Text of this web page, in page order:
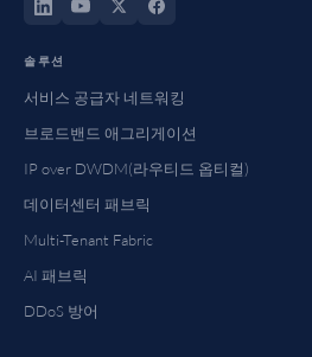
솔루션
서비스 공급자 네트워킹
브로드밴드 애그리게이션
IP over DWDM(라우티드 옵티컬)
데이터센터 패브릭
Multi-Tenant Fabric
AI 패브릭
DDoS 방어